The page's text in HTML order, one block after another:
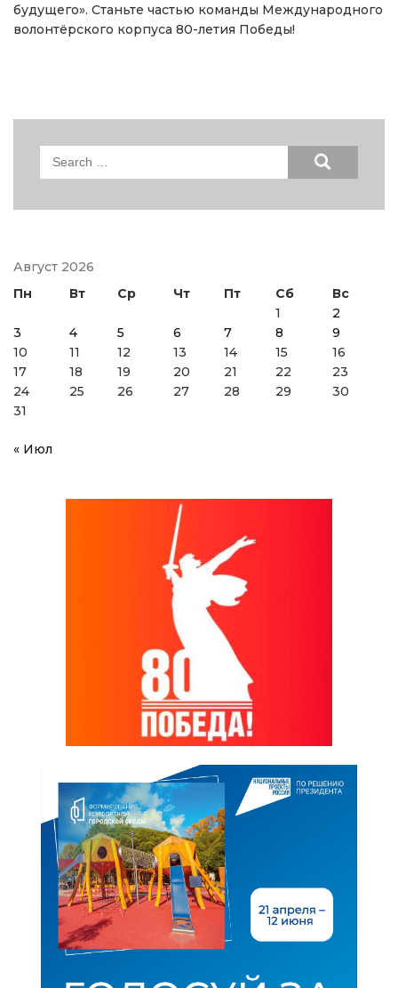
будущего». Станьте частью команды Международного
волонтёрского корпуса 80-летия Победы!
Search
Август 2026
Пн
Вт Ср Чт Пт Сб
Вс
1
2
3
4 5 6 7 8
9
10
11 12 13 14 15
16
17
18 19 20 21 22
23
24
25 26 27 28 29
30
31
« Июл